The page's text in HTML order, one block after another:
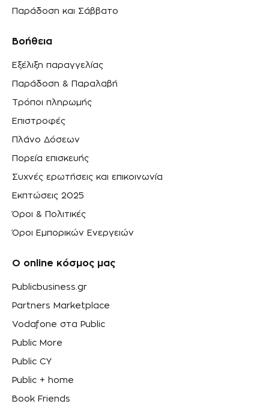
Παράδοση και Σάββατο
Βοήθεια
Εξέλιξη παραγγελίας
Παράδοση & Παραλαβή
Τρόποι πληρωμής
Επιστροφές
Πλάνο Δόσεων
Πορεία επισκευής
Συχνές ερωτήσεις και επικοινωνία
Εκπτώσεις 2025
Όροι & Πολιτικές
Όροι Εμπορικών Ενεργειών
Ο online κόσμος μας
Publicbusiness.gr
Partners Marketplace
Vodafone στα Public
Public More
Public CY
Public + home
Book Friends